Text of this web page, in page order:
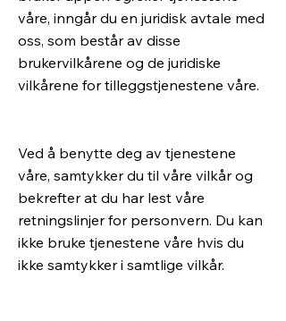
våre, inngår du en juridisk avtale med
oss, som består av disse
brukervilkårene og de juridiske
vilkårene for tilleggstjenestene våre.
Ved å benytte deg av tjenestene
våre, samtykker du til våre vilkår og
bekrefter at du har lest våre
retningslinjer for personvern. Du kan
ikke bruke tjenestene våre hvis du
ikke samtykker i samtlige vilkår.